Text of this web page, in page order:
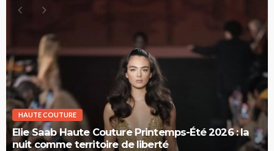
HAUTE COUTURE
Elie Saab Haute Couture Printemps-Été 2026 : la
nuit comme territoire de liberté